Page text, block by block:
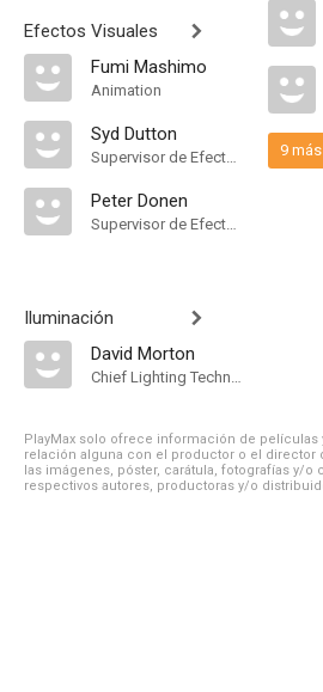
Efectos Visuales
Fumi Mashimo
Animation
Syd Dutton
Supervisor de Efectos Visuales
Peter Donen
Supervisor de Efectos Visuales
Iluminación
David Morton
Chief Lighting Technician
9 más
PlayMax solo ofrece información de películas
relación alguna con el productor o el director
las imágenes, póster, carátula, fotografías y/o
respectivos autores, productoras y/o